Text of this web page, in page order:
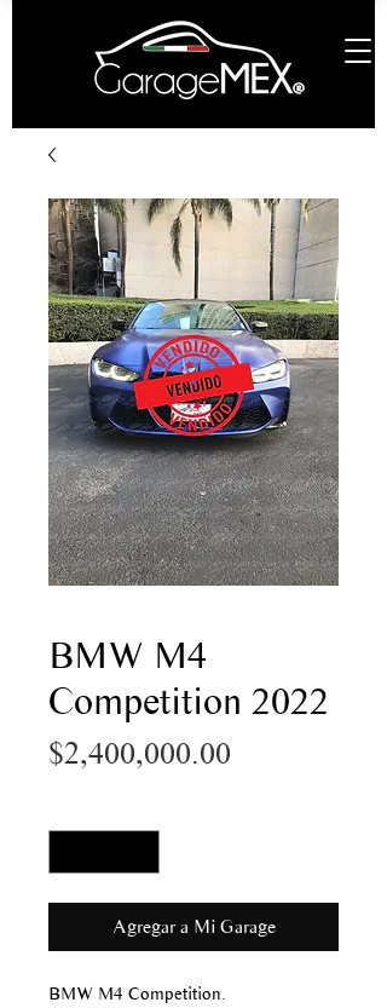
BMW M4
Competition 2022
$2,400,000.00
Agregar a Mi Garage
BMW M4 Competition.